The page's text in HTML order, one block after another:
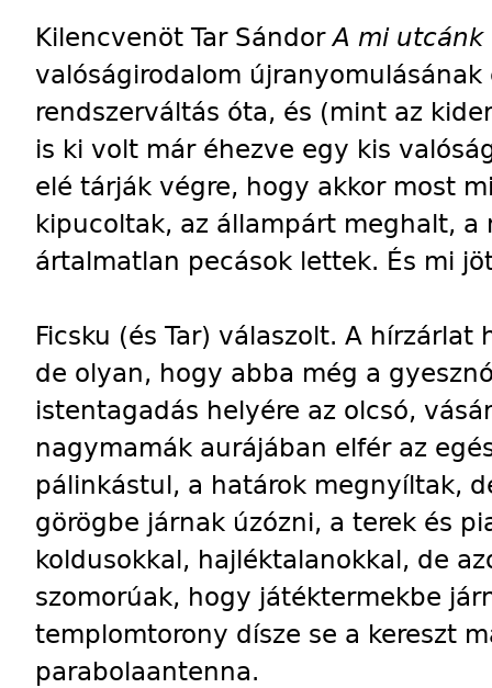
Kilencvenöt Tar SándorA mi utcánk
valóságirodalom
rendszerváltás óta, és (mint az
is ki volt már éhezve egy kis
elé tárják végre, hogy akkor most
kipucoltak, az állampárt meghalt, a
ártalmatlan pecások lettek. És mi
Ficsku (és Tar) válaszolt. A
de olyan, hogy abba még a
istentagadás helyére az olcsó,
nagymamák aurájában elfér az
pálinkástul, a határok megnyíltak,
görögbe járnak úzózni, a terek és
koldusokkal, hajléktalanokkal, de
szomorúak, hogy játéktermekbe
templomtorony dísze se a kereszt
parabolaantenna.